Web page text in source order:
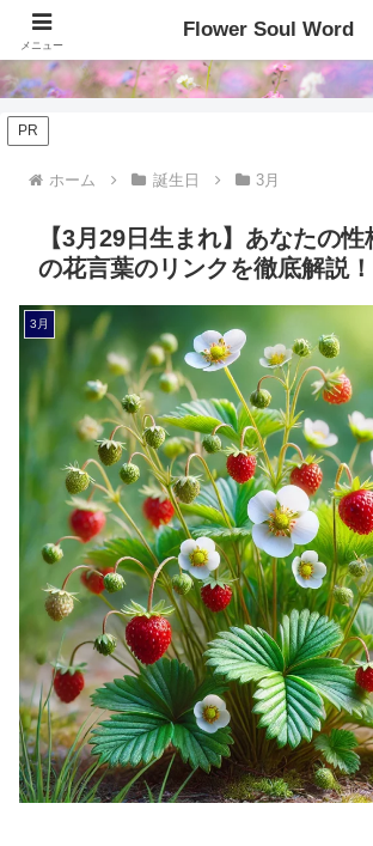
Flower Soul Word
PR
ホーム 誕生日 3月
【3月29日生まれ】あなたの
の花言葉のリンクを徹底解説！
3月
メニュー
Flower Soul Word